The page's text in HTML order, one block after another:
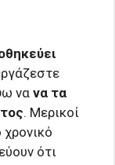
να να τα
. Μερικοί
ότι